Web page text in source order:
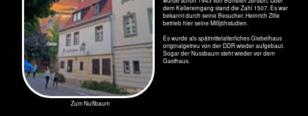
September 2020
Hübsch haben sie es hier, hübsch häßlich
Beschämt muss hier zugegeben
werden, dass man keine fünf Mal im
Leben hier hergekommen ist. Und
dass, obwohl man einen Teil der
verbracht hat.